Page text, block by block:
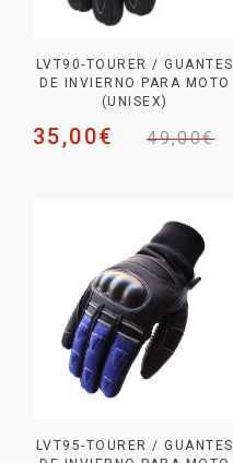
LVT90-TOURER / GUANTES
DE INVIERNO PARA MOTO
(UNISEX)
49,00€
35,00€
LVT95-TOURER / GUANTES